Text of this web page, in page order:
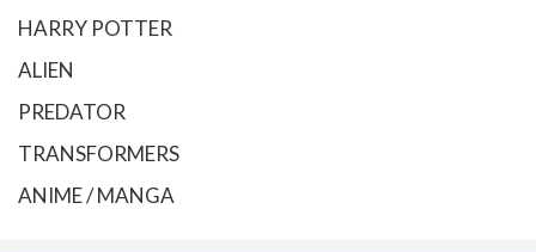
HARRY POTTER
ALIEN
PREDATOR
TRANSFORMERS
ANIME / MANGA